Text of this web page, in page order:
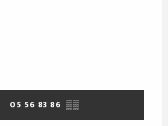
05 56 83 86 ▒▒